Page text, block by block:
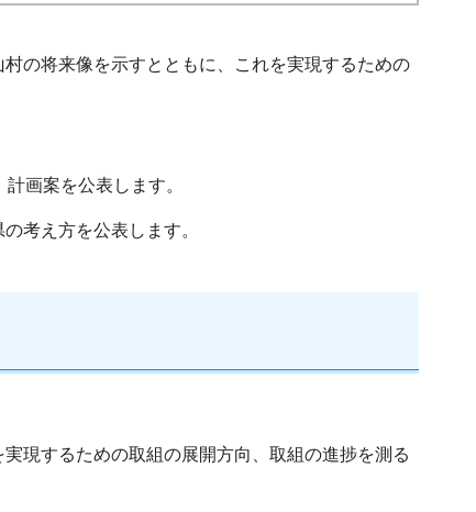
の将来像を示すとともに、これを実現するための
画案を公表します。
考え方を公表します。
現するための取組の展開方向、取組の進捗を測る